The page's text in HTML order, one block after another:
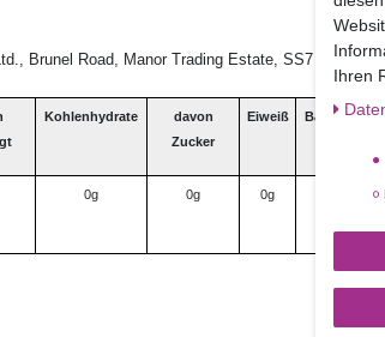
Brunel Road, Manor Trading Estate, SS7 4PS
Kohlenhydrate
davon
Zucker
Eiweiß Ballaststoffe
0g 0g 0g
Ihren